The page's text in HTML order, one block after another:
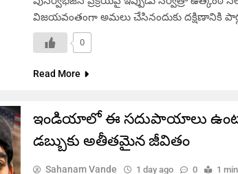
విజయవంతంగా అమలు చేసినందుకు దక్షిణానికి
0
Read More
ఇండియాలో‌ ఈ సదుపాయాలు
డబ్బుకు అతీతమైన జీవితం
Sahanam Vande 1 day ago 0 1